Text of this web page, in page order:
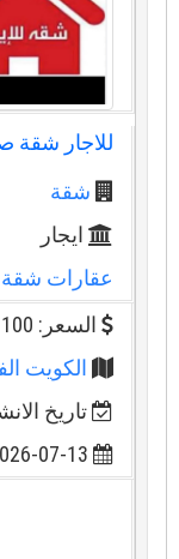
للاجار شقة
شقة
ايجار
عقارات شقة
السعر: 100
الكويت
تاريخ الانشاء:
2026-07-13